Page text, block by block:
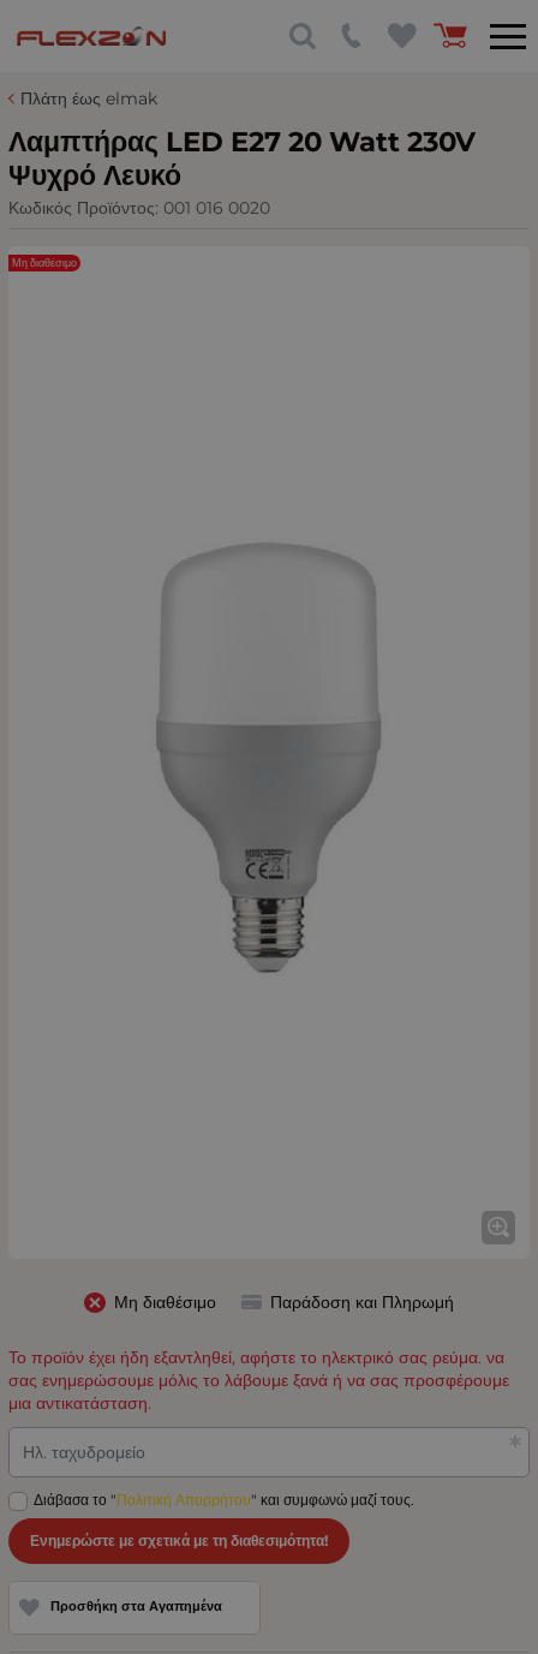
Πλάτη έως elmak
Λαμπτήρας LED E27 20 Watt 230V
Ψυχρό Λευκό
Κωδικός Προϊόντος: 001 016 0020
Μη διαθέσιμο
Μη διαθέσιμο Παράδοση και Πληρωμή
Το προϊόν έχει ήδη εξαντληθεί, αφήστε το ηλεκτρικό σας ρεύμα. να
σας ενημερώσουμε μόλις το λάβουμε ξανά ή να σας προσφέρουμε
μια αντικατάσταση.
Ηλ. ταχυδρομείο
Διάβασα το "Πολιτική Απορρήτου" και συμφωνώ μαζί τους.
Ενημερώστε με σχετικά με τη διαθεσιμότητα!
Προσθήκη στα Αγαπημένα